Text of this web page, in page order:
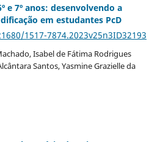
e 7º anos: desenvolvendo a
em estudantes PcD
1517-7874.2023v25n3ID32193
Isabel de Fátima Rodrigues
Santos, Yasmine Grazielle da